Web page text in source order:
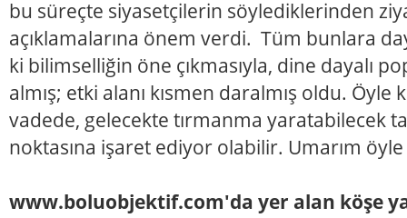
bu süreçte siyasetçilerin söylediklerinden
açıklamalarına önem verdi. Tüm bunlara
ki bilimselliğin öne çıkmasıyla, dine dayalı
almış; etki alanı kısmen daralmış oldu.
vadede, gelecekte tırmanma yaratabilecek
noktasına işaret ediyor olabilir. Umarım
www.boluobjektif.com'da yer alan köşe